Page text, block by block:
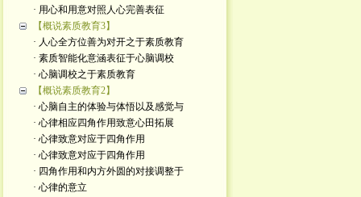
· 用心和用意对照人心完善表征
【概说素质教育3】
· 人心全方位善为对开之于素质教育
· 素质智能化意涵表征于心脑调校
· 心脑调校之于素质教育
【概说素质教育2】
· 心脑自主的体验与体悟以及感觉与
· 心律相应四角作用致意心田拓展
· 心律致意对应于四角作用
· 心律致意对应于四角作用
· 四角作用和内方外圆的对接调整于
· 心律的意立